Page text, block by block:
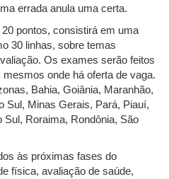
errada anula uma certa.
pontos, consistirá em uma
30 linhas, sobre temas
Os exames serão feitos
onde há oferta de vaga.
Bahia, Goiânia, Maranhão,
Sul, Minas Gerais, Pará, Piauí,
Sul, Roraima, Rondônia, São
às próximas fases do
física, avaliação de saúde,